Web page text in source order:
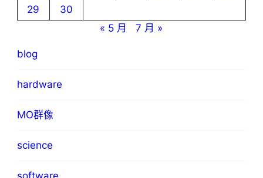
29
30
« 5 月
7 月 »
blog
hardware
MO群像
science